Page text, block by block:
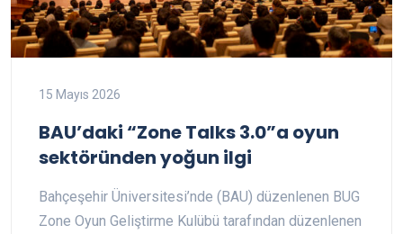
15 Mayıs 2026
BAU’daki “Zone Talks 3.0”a oyun
sektöründen yoğun ilgi
Bahçeşehir Üniversitesi’nde (BAU) düzenlenen BUG
Zone Oyun Geliştirme Kulübü tarafından düzenlenen